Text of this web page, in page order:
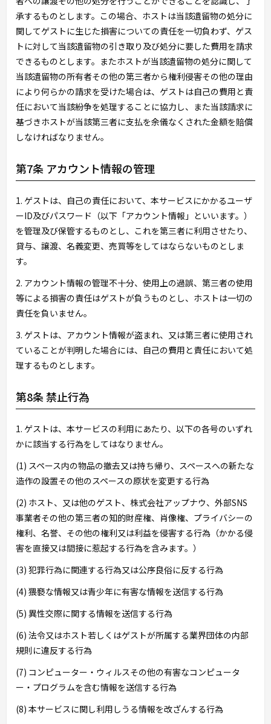
承するものとします。この場合、ホストは当該遺留物の処分に
関してゲストに生じた損害についての責任を一切負わず、ゲス
トに対して当該遺留物の引き取り及び処分に要した費用を請求
できるものとします。またホストが当該遺留物の処分に関して
当該遺留物の所有者その他の第三者から権利侵害その他の理由
により何らかの請求を受けた場合は、ゲストは自己の費用と責
任において当該紛争を処理することに協力し、また当該請求に
基づきホストが当該第三者に支払を余儀なくされた金額を賠償
しなければなりません。
第7条 アカウント情報の管理
1. ゲストは、自己の責任において、本サービスにかかるユーザ
ーID及びパスワード（以下「アカウント情報」といいます。）
を管理及び保管するものとし、これを第三者に利用させたり、
貸与、譲渡、名義変更、売買等をしてはならないものとしま
す。
2. アカウント情報の管理不十分、使用上の過誤、第三者の使用
等による損害の責任はゲストが負うものとし、ホストは一切の
責任を負いません。
3. ゲストは、アカウント情報が盗まれ、又は第三者に使用され
ていることが判明した場合には、自己の費用と責任において処
理するものとします。
第8条 禁止行為
1. ゲストは、本サービスの利用にあたり、以下の各号のいずれ
かに該当する行為をしてはなりません。
(1) スペース内の物品の撤去又は持ち帰り、スペースへの新たな
造作の設置その他のスペースの原状を変更する行為
(2) ホスト、又は他のゲスト、株式会社アップナウ、外部SNS
事業者その他の第三者の知的財産権、肖像権、プライバシーの
権利、名誉、その他の権利又は利益を侵害する行為（かかる侵
害を直接又は間接に惹起する行為を含みます。）
(3) 犯罪行為に関連する行為又は公序良俗に反する行為
(4) 猥褻な情報又は青少年に有害な情報を送信する行為
(5) 異性交際に関する情報を送信する行為
(6) 法令又はホスト若しくはゲストが所属する業界団体の内部
規則に違反する行為
(7) コンピューター・ウィルスその他の有害なコンピュータ
ー・プログラムを含む情報を送信する行為
(8) 本サービスに関し利用しうる情報を改ざんする行為